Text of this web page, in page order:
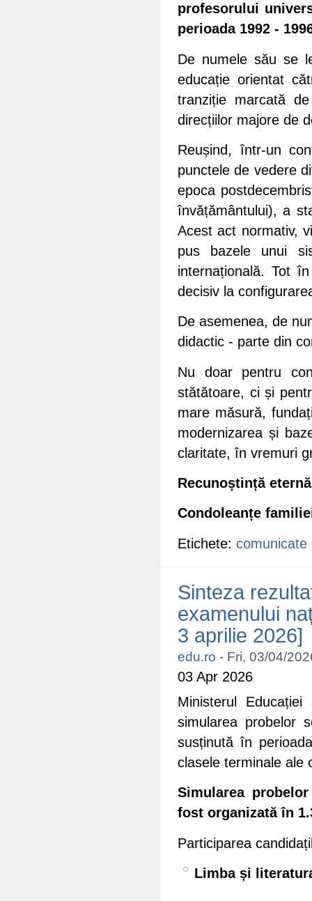
profesorului
perioada 1992 -
De numele său se
educație orientat
tranziție marcată
direcțiilor majore de
Reușind, într-un
punctele de vedere
epoca
învățământului), a
Acest act normativ,
pus bazele unui
internațională. Tot
decisiv la
De asemenea, de
didactic - parte din
Nu doar pentru
stătătoare, ci și
mare măsură,
modernizarea și
claritate, în vremuri
Recunoștință
Condoleanțe
Etichete: comunicate
Sinteza
examenului
3 aprilie 2026]
edu.ro - Fri, 03/04/
03 Apr 2026
Ministerul
simularea probelor
susținută în
clasele terminale ale
Simularea
fost organizată în
Participarea
Limba și